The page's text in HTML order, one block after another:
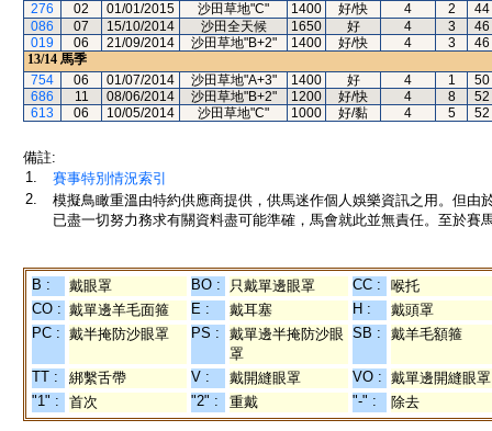
276
02 01/01/2015 沙田草地"C" 1400 好/快 4 2
44
086
07 15/10/2014 沙田全天候 1650 好 4 3
46
019
06 21/09/2014 沙田草地"B+2" 1400 好/快 4 3
46
13/14 馬季
754
06 01/07/2014 沙田草地"A+3" 1400 好 4 1
50
686
11 08/06/2014 沙田草地"B+2" 1200 好/快 4 8
52
613
06 10/05/2014 沙田草地"C" 1000 好/黏 4 5 52
備註:
1.
賽事特別情況索引
2.
模擬鳥瞰重溫由特約供應商提供，供馬迷作個人娛樂資訊之用。但
已盡一切努力務求有關資料盡可能準確，馬會就此並無責任。至於賽
B : 戴眼罩 BO : 只戴單邊眼罩 CC :
喉托
CO : 戴單邊羊毛面箍 E : 戴耳塞 H :
戴頭罩
PC : 戴半掩防沙眼罩 PS :
戴單邊半掩防沙眼
罩
SB : 戴羊毛額箍
TT : 綁繫舌帶 V : 戴開縫眼罩 VO : 戴單邊開縫眼罩
"1" :
首次 "2" : 重戴 "-" : 除去